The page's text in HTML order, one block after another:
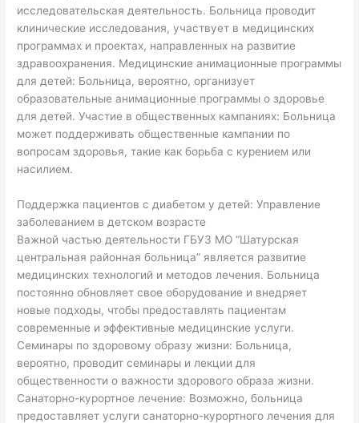
исследовательская деятельность. Больница проводит
клинические исследования, участвует в медицинских
программах и проектах, направленных на развитие
здравоохранения. Медицинские анимационные программы
для детей: Больница, вероятно, организует
образовательные анимационные программы о здоровье
для детей. Участие в общественных кампаниях: Больница
может поддерживать общественные кампании по
вопросам здоровья, такие как борьба с курением или
насилием.
Поддержка пациентов с диабетом у детей: Управление
заболеванием в детском возрасте
Важной частью деятельности ГБУЗ МО “Шатурская
центральная районная больница” является развитие
медицинских технологий и методов лечения. Больница
постоянно обновляет свое оборудование и внедряет
новые подходы, чтобы предоставлять пациентам
современные и эффективные медицинские услуги.
Семинары по здоровому образу жизни: Больница,
вероятно, проводит семинары и лекции для
общественности о важности здорового образа жизни.
Санаторно-курортное лечение: Возможно, больница
предоставляет услуги санаторно-курортного лечения для